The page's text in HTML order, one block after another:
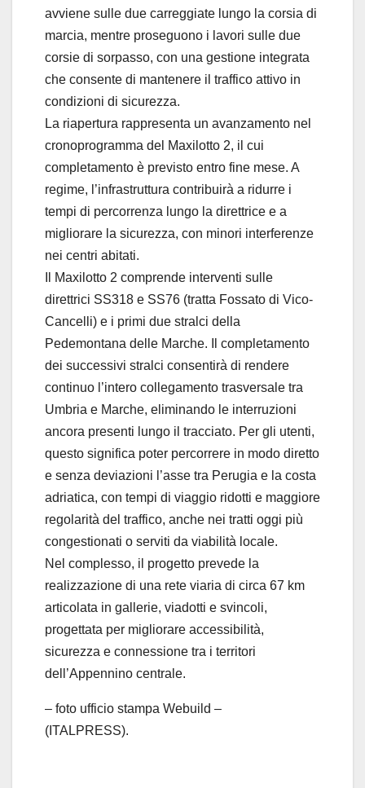
avviene sulle due carreggiate lungo la corsia di
marcia, mentre proseguono i lavori sulle due
corsie di sorpasso, con una gestione integrata
che consente di mantenere il traffico attivo in
condizioni di sicurezza.
La riapertura rappresenta un avanzamento nel
cronoprogramma del Maxilotto 2, il cui
completamento è previsto entro fine mese. A
regime, l’infrastruttura contribuirà a ridurre i
tempi di percorrenza lungo la direttrice e a
migliorare la sicurezza, con minori interferenze
nei centri abitati.
Il Maxilotto 2 comprende interventi sulle
direttrici SS318 e SS76 (tratta Fossato di Vico-
Cancelli) e i primi due stralci della
Pedemontana delle Marche. Il completamento
dei successivi stralci consentirà di rendere
continuo l’intero collegamento trasversale tra
Umbria e Marche, eliminando le interruzioni
ancora presenti lungo il tracciato. Per gli utenti,
questo significa poter percorrere in modo diretto
e senza deviazioni l’asse tra Perugia e la costa
adriatica, con tempi di viaggio ridotti e maggiore
regolarità del traffico, anche nei tratti oggi più
congestionati o serviti da viabilità locale.
Nel complesso, il progetto prevede la
realizzazione di una rete viaria di circa 67 km
articolata in gallerie, viadotti e svincoli,
progettata per migliorare accessibilità,
sicurezza e connessione tra i territori
dell’Appennino centrale.
– foto ufficio stampa Webuild –
(ITALPRESS).